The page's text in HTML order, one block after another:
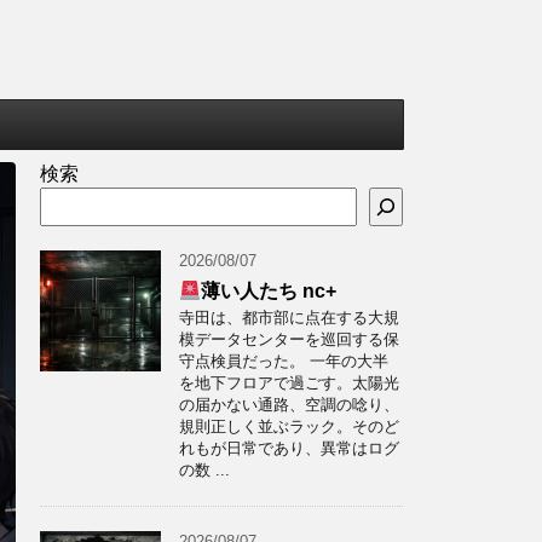
検索
2026/08/07
薄い人たち nc+
寺田は、都市部に点在する大規
模データセンターを巡回する保
守点検員だった。 一年の大半
を地下フロアで過ごす。太陽光
の届かない通路、空調の唸り、
規則正しく並ぶラック。そのど
れもが日常であり、異常はログ
の数 ...